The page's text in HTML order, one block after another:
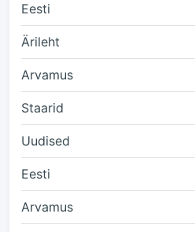
Eesti
Ärileht
Arvamus
Staarid
Uudised
Eesti
Arvamus